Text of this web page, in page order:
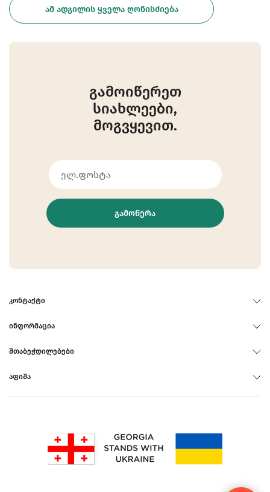
ᲐᲛ ᲐᲓᲒᲘᲚᲘᲡ ᲧᲕᲔᲚᲐ ᲦᲝᲜᲘᲡᲫᲘᲔᲑᲐ
გამოიწერეთ
სიახლეები,
მოგვყევით.
ᲒᲐᲛᲝᲬᲔᲠᲐ
ᲙᲝᲜᲢᲐᲥᲢᲘ
ᲘᲜᲤᲝᲠᲛᲐᲪᲘᲐ
ᲨᲗᲐᲑᲔᲭᲓᲘᲚᲔᲑᲔᲑᲘ
ᲐᲤᲘᲨᲐ